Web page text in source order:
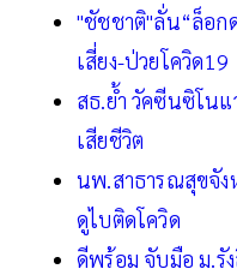
"ชัชชาติ"ลั่น“ล็อก
เสี่ยง-ป่วยโควิด19
สธ.ย้ำ วัคซีนซิโน
เสียชีวิต
นพ.สาธารณสุขจัง
ดูไบติดโควิด
ดีพร้อม จับมือ ม.รั